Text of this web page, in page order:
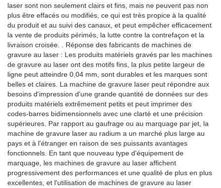
laser sont non seulement clairs et fins, mais ne peuvent pas non
plus être effacés ou modifiés, ce qui est très propice à la qualité
du produit et au suivi des canaux, et peut empêcher efficacement
la vente de produits périmés, la lutte contre la contrefaçon et la
livraison croisée. . Réponse des fabricants de machines de
gravure au laser : Les produits matériels gravés par les machines
de gravure au laser ont des motifs fins, la plus petite largeur de
ligne peut atteindre 0,04 mm, sont durables et les marques sont
belles et claires. La machine de gravure laser peut répondre aux
besoins d'impression d'une grande quantité de données sur des
produits matériels extrêmement petits et peut imprimer des
codes-barres bidimensionnels avec une clarté et une précision
supérieures. Par rapport au gaufrage ou au marquage par jet, la
machine de gravure laser au radium a un marché plus large au
pays et à l'étranger en raison de ses puissants avantages
fonctionnels. En tant que nouveau type d'équipement de
marquage, les machines de gravure au laser affichent
progressivement des performances et une qualité de plus en plus
excellentes, et l'utilisation de machines de gravure au laser